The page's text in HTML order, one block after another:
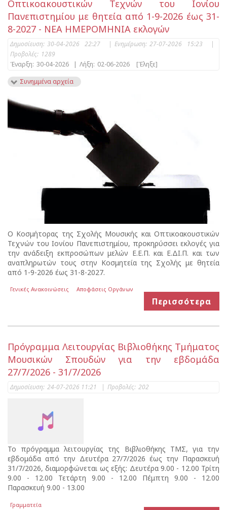
Οπτικοακουστικών Τεχνών του Ιονίου
Πανεπιστημίου με θητεία από 1-9-2026 έως 31-
8-2027 - ΝΕΑ ΗΜΕΡΟΜΗΝΙΑ εκλογών
Δημοσίευση: 30-04-2026 22:27 | Ενημέρωση: 27-07-2026 15:23
|
Προβολές: 1289
Έναρξη: 30-04-2026 | Λήξη: 02-06-2026
[Έληξε]
Συνημμένα αρχεία
Ο Κοσμήτορας της Σχολής Μουσικής και Οπτικοακουστικών
Τεχνών του Ιονίου Πανεπιστημίου, προκηρύσσει εκλογές για
την ανάδειξη εκπροσώπων μελών Ε.Ε.Π. και Ε.ΔΙ.Π. και των
αναπληρωτών τους στην Κοσμητεία της Σχολής με θητεία
από 1-9-2026 έως 31-8-2027.
Γενικές Ανακοινώσεις Αποφάσεις Οργάνων
Περισσότερα
Πρόγραμμα Λειτουργίας Βιβλιοθήκης Τμήματος
Μουσικών Σπουδών για την εβδομάδα
27/7/2026 - 31/7/2026
Δημοσίευση: 24-07-2026 11:21 | Προβολές: 202
Το πρόγραμμα λειτουργίας της Βιβλιοθήκης ΤΜΣ, για την
εβδομάδα από την Δευτέρα 27/7/2026 έως την Παρασκευή
31/7/2026, διαμορφώνεται ως εξής: Δευτέρα 9.00 - 12.00 Τρίτη
9.00 - 12.00 Τετάρτη 9.00 - 12.00 Πέμπτη 9.00 - 12.00
Παρασκευή 9.00 - 13.00
Γραμματεία